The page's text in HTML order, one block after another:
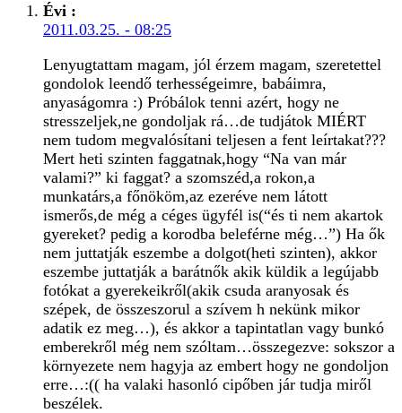
Évi :
2011.03.25. - 08:25
Lenyugtattam magam, jól érzem magam, szeretettel
gondolok leendő terhességeimre, babáimra,
anyaságomra :) Próbálok tenni azért, hogy ne
stresszeljek,ne gondoljak rá…de tudjátok MIÉRT
nem tudom megvalósítani teljesen a fent leírtakat???
Mert heti szinten faggatnak,hogy “Na van már
valami?” ki faggat? a szomszéd,a rokon,a
munkatárs,a főnököm,az ezeréve nem látott
ismerős,de még a céges ügyfél is(“és ti nem akartok
gyereket? pedig a korodba beleférne még…”) Ha ők
nem juttatják eszembe a dolgot(heti szinten), akkor
eszembe juttatják a barátnők akik küldik a legújabb
fotókat a gyerekeikről(akik csuda aranyosak és
szépek, de összeszorul a szívem h nekünk mikor
adatik ez meg…), és akkor a tapintatlan vagy bunkó
emberekről még nem szóltam…összegezve: sokszor a
környezete nem hagyja az embert hogy ne gondoljon
erre…:(( ha valaki hasonló cipőben jár tudja miről
beszélek.